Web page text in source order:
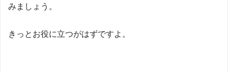
みましょう。
きっとお役に立つがはずですよ。